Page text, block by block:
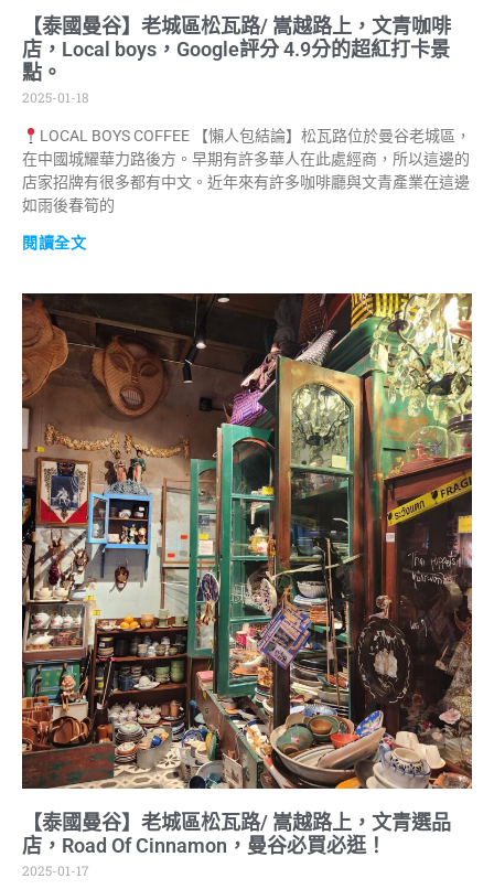
【泰國曼谷】老城區松瓦路/ 嵩越路上，文青咖啡
店，Local boys，Google評分 4.9分的超紅打卡景
點。
2025-01-18
LOCAL BOYS COFFEE 【懶人包結論】松瓦路位於曼谷老城區，
在中國城耀華力路後方。早期有許多華人在此處經商，所以這邊的
店家招牌有很多都有中文。近年來有許多咖啡廳與文青產業在這邊
如雨後春筍的
閱讀全文
【泰國曼谷】老城區松瓦路/ 嵩越路上，文青選品
店，Road Of Cinnamon，曼谷必買必逛！
2025-01-17